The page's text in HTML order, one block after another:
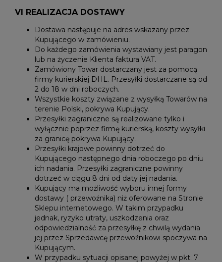
VI REALIZACJA DOSTAWY
Dostawa następuje na adres wskazany przez
Kupującego w zamówieniu.
Do każdego zamówienia wystawiany jest paragon
lub na życzenie Klienta faktura VAT.
Zamówiony Towar dostarczany jest za pomocą
firmy kurierskiej DHL. Przesyłki dostarczane są od
2 do 18 w dni roboczych.
Wszystkie koszty związane z wysyłką Towarów na
terenie Polski, pokrywa Kupujący.
Przesyłki zagraniczne są realizowane tylko i
wyłącznie poprzez firmę kurierską, koszty wysyłki
za granicę pokrywa Kupujący.
Przesyłki krajowe powinny dotrzeć do
Kupującego następnego dnia roboczego po dniu
ich nadania. Przesyłki zagraniczne powinny
dotrzeć w ciągu 8 dni od daty jej nadania.
Kupujący ma możliwość wyboru innej formy
dostawy ( przewoźnika) niż oferowane na Stronie
Sklepu internetowego. W takim przypadku
jednak, ryzyko utraty, uszkodzenia oraz
odpowiedzialność za przesyłkę z chwilą wydania
jej przez Sprzedawcę przewoźnikowi spoczywa na
Kupującym.
W przypadku sytuacji opisanej powyżej w pkt. 7